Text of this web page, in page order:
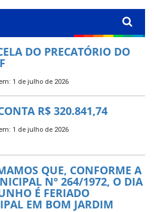
DO PRECATÓRIO DO
1 de julho de 2026
R$ 320.841,74
1 de julho de 2026
QUE, CONFORME A
Nº 264/1972, O DIA
É FERIADO
EM BOM JARDIM